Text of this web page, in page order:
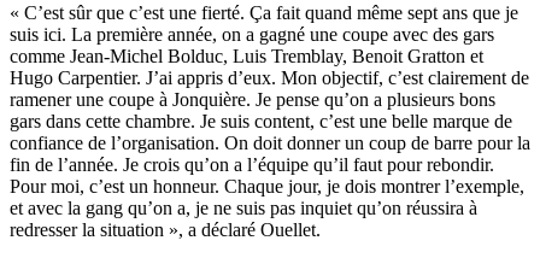
« C’est sûr que c’est une fierté. Ça fait quand même sept ans que je
suis ici. La première année, on a gagné une coupe avec des gars
comme Jean-Michel Bolduc, Luis Tremblay, Benoit Gratton et
Hugo Carpentier. J’ai appris d’eux. Mon objectif, c’est clairement de
ramener une coupe à Jonquière. Je pense qu’on a plusieurs bons
gars dans cette chambre. Je suis content, c’est une belle marque de
confiance de l’organisation. On doit donner un coup de barre pour la
fin de l’année. Je crois qu’on a l’équipe qu’il faut pour rebondir.
Pour moi, c’est un honneur. Chaque jour, je dois montrer l’exemple,
et avec la gang qu’on a, je ne suis pas inquiet qu’on réussira à
redresser la situation », a déclaré Ouellet.